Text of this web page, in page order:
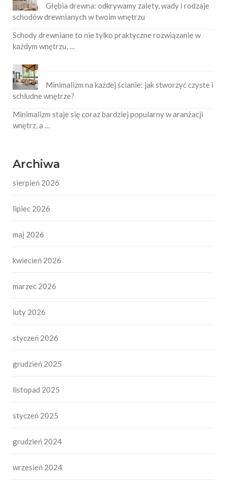
Głębia drewna: odkrywamy zalety, wady i rodzaje
schodów drewnianych w twoim wnętrzu
Schody drewniane to nie tylko praktyczne rozwiązanie w
każdym wnętrzu, …
Minimalizm na każdej ścianie: jak stworzyć czyste i
schludne wnętrze?
Minimalizm staje się coraz bardziej popularny w aranżacji
wnętrz, a …
Archiwa
sierpień 2026
lipiec 2026
maj 2026
kwiecień 2026
marzec 2026
luty 2026
styczeń 2026
grudzień 2025
listopad 2025
styczeń 2025
grudzień 2024
wrzesień 2024